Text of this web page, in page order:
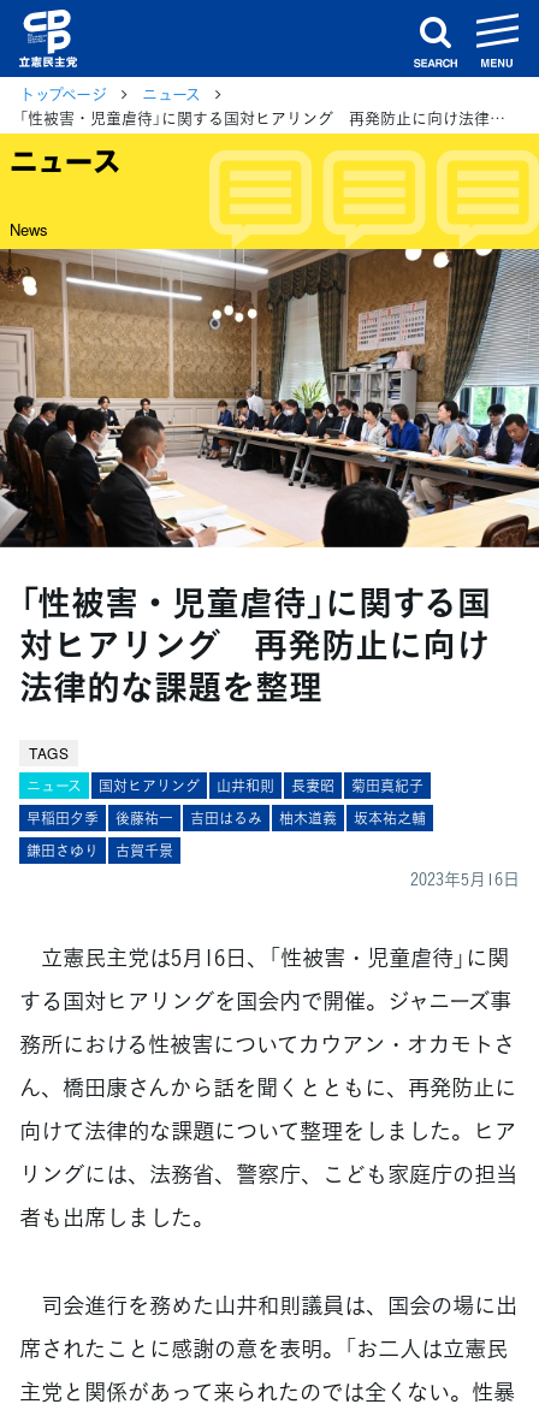
search
トップページ
ニュース
「性被害・児童虐待」に関する国対ヒアリング 再発防止に向け法律的な課題を整理
ニュース
News
「性被害・児童虐待」に関する国
対ヒアリング 再発防止に向け
法律的な課題を整理
TAGS
ニュース 国対ヒアリング 山井和則 長妻昭
菊田真紀子
早稲田夕季
後藤祐一 吉田はるみ 柚木道義
坂本祐之輔
鎌田さゆり
古賀千景
2023年5月16日
立憲民主党は5月16日、「性被害・児童虐待」に関
する国対ヒアリングを国会内で開催。ジャニーズ事
務所における性被害についてカウアン・オカモトさ
ん、橋田康さんから話を聞くとともに、再発防止に
向けて法律的な課題について整理をしました。ヒア
リングには、法務省、警察庁、こども家庭庁の担当
者も出席しました。
司会進行を務めた山井和則議員は、国会の場に出
席されたことに感謝の意を表明。「お二人は立憲民
主党と関係があって来られたのでは全くない。性暴